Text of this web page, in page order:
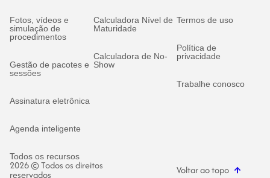
Fotos, vídeos e
simulação de
procedimentos
Gestão de pacotes e
sessões
Assinatura eletrônica
Agenda inteligente
Todos os recursos
Calculadora Nível de
Maturidade
Calculadora de No-
Show
Termos de uso
Política de
privacidade
Trabalhe conosco
2026 © Todos os direitos
reservados Voltar ao topo